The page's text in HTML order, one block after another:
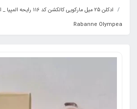
Rabanne Olympea